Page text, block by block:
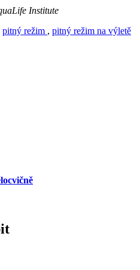
Institute
pitný režim , pitný režim na výletě